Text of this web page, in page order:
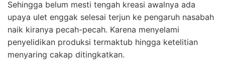
Sehingga belum mesti tengah kreasi awalnya ada
upaya ulet enggak selesai terjun ke pengaruh nasabah
naik kiranya pecah-pecah. Karena menyelami
penyelidikan produksi termaktub hingga ketelitian
menyaring cakap ditingkatkan.